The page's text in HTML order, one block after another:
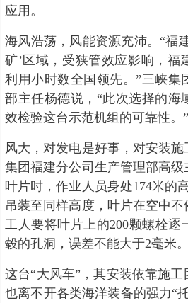
应用。
海风浩荡，风能资源充沛。“福
矿’区域，受狭管效应影响，福
利用小时数全国领先。”三峡集
部主任杨德说，“此次选择的海
效检验这台示范机组的可靠性。”
风大，对发电是好事，对安装
集团福建分公司生产管理部高
叶片时，作业人员身处174米的
吊装至同样高度，叶片在空中不
工人要将叶片上的200颗螺栓逐
毂的孔洞，误差不能大于2毫米。
这台“大风车”，其安装依靠施工
也离不开各类海洋装备的强力“